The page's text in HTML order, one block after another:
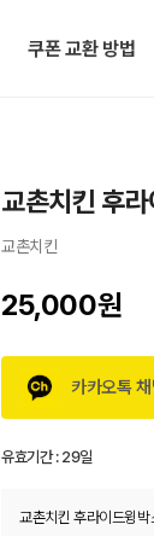
쿠폰 교환 방법
교촌치킨 후
교촌치킨
25,000원
카카오톡
유효기간 :29일
교촌치킨 후라이드윙